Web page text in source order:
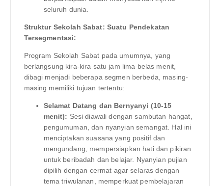
seluruh dunia.
Struktur Sekolah Sabat: Suatu Pendekatan
Tersegmentasi:
Program Sekolah Sabat pada umumnya, yang
berlangsung kira-kira satu jam lima belas menit,
dibagi menjadi beberapa segmen berbeda, masing-
masing memiliki tujuan tertentu:
Selamat Datang dan Bernyanyi (10-15
menit): Sesi diawali dengan sambutan hangat,
pengumuman, dan nyanyian semangat. Hal ini
menciptakan suasana yang positif dan
mengundang, mempersiapkan hati dan pikiran
untuk beribadah dan belajar. Nyanyian pujian
dipilih dengan cermat agar selaras dengan
tema triwulanan, memperkuat pembelajaran